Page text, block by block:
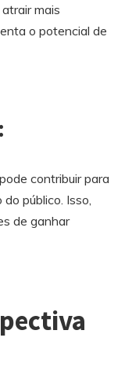
mais
o potencial de
contribuir para
público. Isso,
de ganhar